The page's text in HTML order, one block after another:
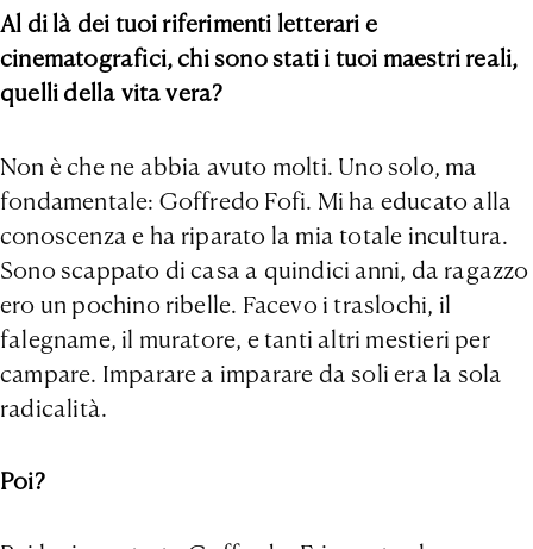
Al di là dei tuoi riferimenti letterari e
cinematografici, chi sono stati i tuoi maestri reali,
quelli della vita vera?
Non è che ne abbia avuto molti. Uno solo, ma
fondamentale: Goffredo Fofi. Mi ha educato alla
conoscenza e ha riparato la mia totale incultura.
Sono scappato di casa a quindici anni, da ragazzo
ero un pochino ribelle. Facevo i traslochi, il
falegname, il muratore, e tanti altri mestieri per
campare. Imparare a imparare da soli era la sola
radicalità.
Poi?